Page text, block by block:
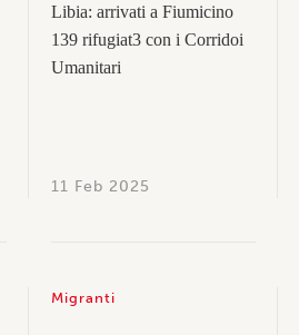
Libia: arrivati a Fiumicino
139 rifugiat3 con i Corridoi
Umanitari
11 Feb 2025
Migranti